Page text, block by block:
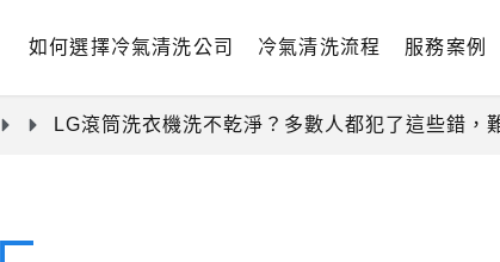
如何選擇冷氣清洗公司 冷氣清洗流程 服務案例
LG滾筒洗衣機洗不乾淨？多數人都犯了這些錯，